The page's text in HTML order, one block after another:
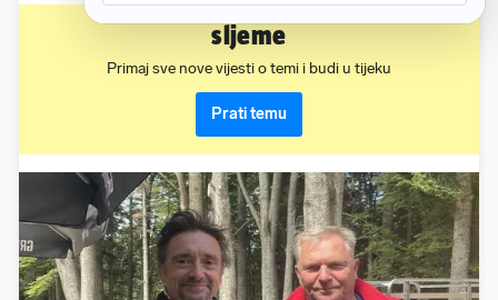
sljeme
Primaj sve nove vijesti o temi i budi u tijeku
Prati temu